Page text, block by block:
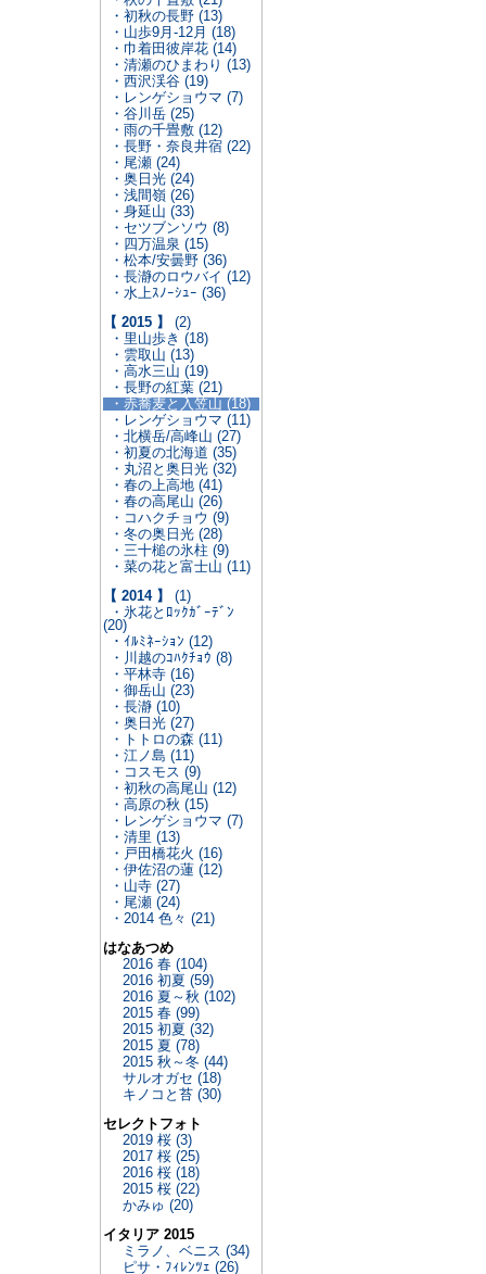
・初秋の長野 (13)
・山歩9月-12月 (18)
・巾着田彼岸花 (14)
・清瀬のひまわり (13)
・西沢渓谷 (19)
・レンゲショウマ (7)
・谷川岳 (25)
・雨の千畳敷 (12)
・長野・奈良井宿 (22)
・尾瀬 (24)
・奥日光 (24)
・浅間嶺 (26)
・身延山 (33)
・セツブンソウ (8)
・四万温泉 (15)
・松本/安曇野 (36)
・長瀞のロウバイ (12)
・水上ｽﾉｰｼｭｰ (36)
【 2015 】
(2)
・里山歩き (18)
・雲取山 (13)
・高水三山 (19)
・長野の紅葉 (21)
・赤蕎麦と入笠山 (18)
・レンゲショウマ (11)
・北横岳/高峰山 (27)
・初夏の北海道 (35)
・丸沼と奥日光 (32)
・春の上高地 (41)
・春の高尾山 (26)
・コハクチョウ (9)
・冬の奥日光 (28)
・三十槌の氷柱 (9)
・菜の花と富士山 (11)
【 2014 】
(1)
・氷花とﾛｯｸｶﾞｰﾃﾞﾝ
(20)
・ｲﾙﾐﾈｰｼｮﾝ (12)
・川越のｺﾊｸﾁｮｳ (8)
・平林寺 (16)
・御岳山 (23)
・長瀞 (10)
・奥日光 (27)
・トトロの森 (11)
・江ノ島 (11)
・コスモス (9)
・初秋の高尾山 (12)
・高原の秋 (15)
・レンゲショウマ (7)
・清里 (13)
・戸田橋花火 (16)
・伊佐沼の蓮 (12)
・山寺 (27)
・尾瀬 (24)
・2014 色々 (21)
はなあつめ
2016 春 (104)
2016 初夏 (59)
2016 夏～秋 (102)
2015 春 (99)
2015 初夏 (32)
2015 夏 (78)
2015 秋～冬 (44)
サルオガセ (18)
キノコと苔 (30)
セレクトフォト
2019 桜 (3)
2017 桜 (25)
2016 桜 (18)
2015 桜 (22)
かみゅ (20)
イタリア 2015
ミラノ、ベニス (34)
ピサ・ﾌｨﾚﾝﾂｪ (26)